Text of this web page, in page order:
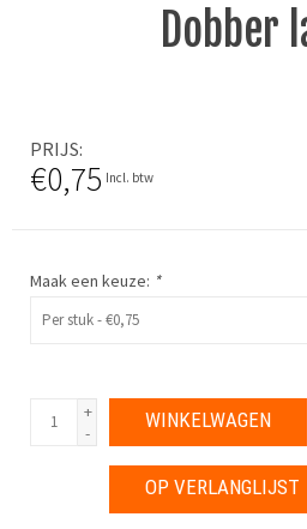
Dobber
PRIJS
€0,75 Incl. btw
Maak een keuze: *
+
-
WINKELWAGEN
OP VERLANGLIJST